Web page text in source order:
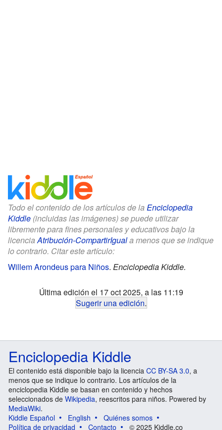
Todo el contenido de los artículos de la Enciclopedia
Kiddle (incluidas las imágenes) se puede utilizar
libremente para fines personales y educativos bajo la
licenciaAtribución-CompartirIguala menos que se indique
lo contrario. Citar este artículo:
Willem Arondeus para Niños. Enciclopedia Kiddle.
Última edición el 17 oct 2025, a las 11:19
Sugerir una edición.
Enciclopedia Kiddle
El contenido está disponible bajo la licencia CC BY-SA 3.0, a
menos que se indique lo contrario. Los artículos de la
enciclopedia Kiddle se basan en contenido y hechos
seleccionados de Wikipedia, reescritos para niños. Powered by
MediaWiki.
Kiddle Español
English
Quiénes somos
Política de privacidad
Contacto © 2025 Kiddle.co